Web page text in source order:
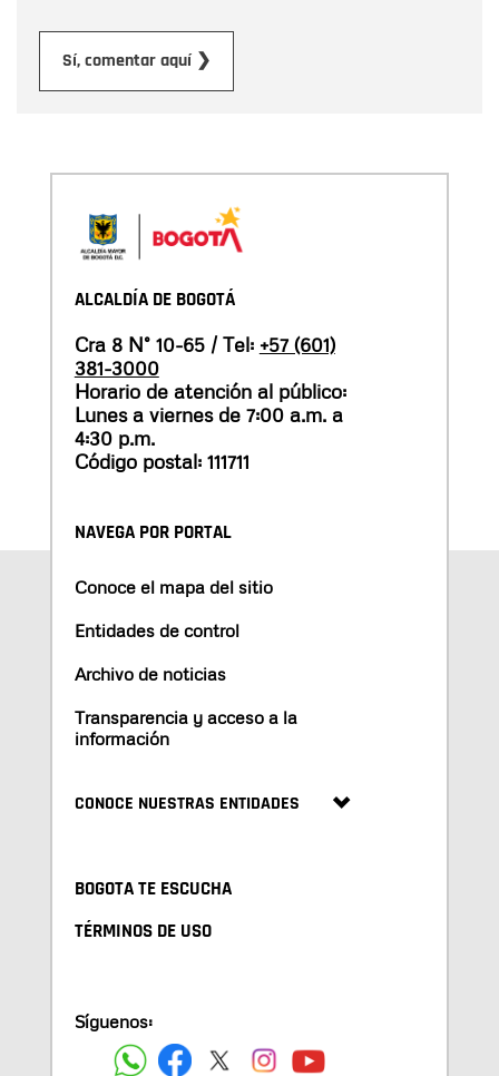
Sí, comentar aquí ❯
ALCALDÍA DE BOGOTÁ
Cra 8 N° 10-65 / Tel: +57 (601)
381-3000
Horario de atención al público:
Lunes a viernes de 7:00 a.m. a
4:30 p.m.
Código postal: 111711
NAVEGA POR PORTAL
Conoce el mapa del sitio
Entidades de control
Archivo de noticias
Transparencia y acceso a la
información
CONOCE NUESTRAS ENTIDADES
BOGOTA TE ESCUCHA
TÉRMINOS DE USO
Síguenos: